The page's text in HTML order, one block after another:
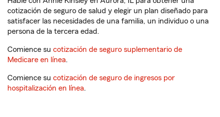
cotización de seguro de salud y elegir un plan diseñado para
satisfacer las necesidades de una familia, un individuo o una
persona de la tercera edad.
Comience su cotización de seguro suplementario de
Medicare en línea.
Comience su cotización de seguro de ingresos por
hospitalización en línea.